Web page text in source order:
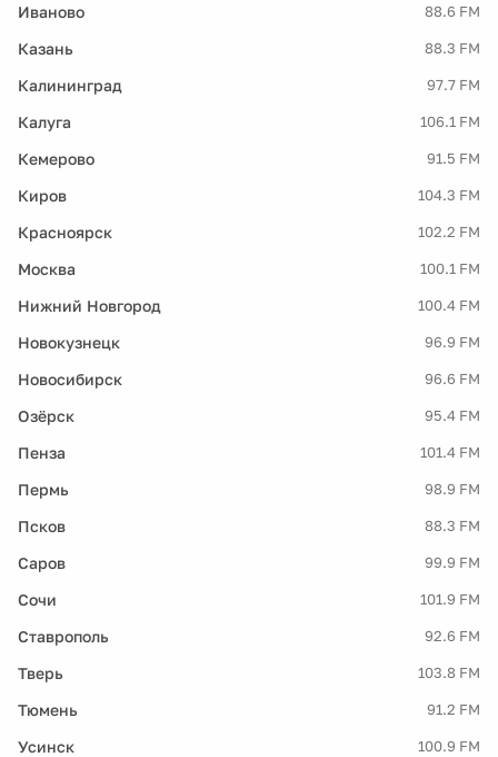
Иваново 88.6 FM
Казань 88.3 FM
Калининград 97.7 FM
Калуга 106.1 FM
Кемерово 91.5 FM
Киров 104.3 FM
Красноярск 102.2 FM
Москва 100.1 FM
Нижний Новгород 100.4 FM
Новокузнецк 96.9 FM
Новосибирск 96.6 FM
Озёрск 95.4 FM
Пенза 101.4 FM
Пермь 98.9 FM
Псков 88.3 FM
Саров 99.9 FM
Сочи 101.9 FM
Ставрополь 92.6 FM
Тверь 103.8 FM
Тюмень 91.2 FM
Усинск 100.9 FM